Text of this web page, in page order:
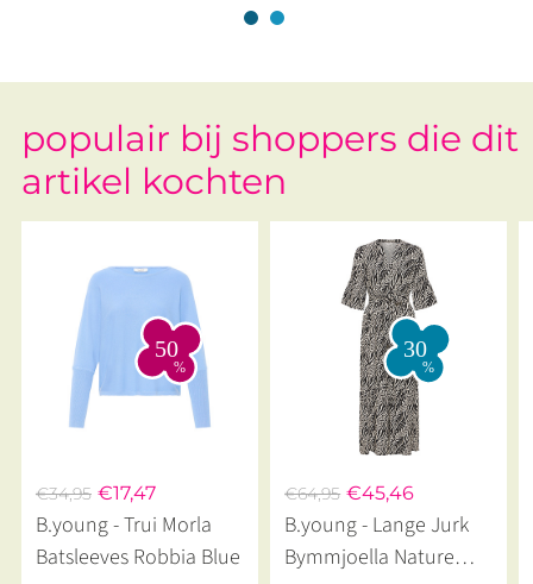
populair bij shoppers die dit
artikel kochten
€34,95 €17,47
B.young - Trui Morla
Batsleeves Robbia Blue
€64,95 €45,46
B.young - Lange Jurk
Bymmjoella Nature